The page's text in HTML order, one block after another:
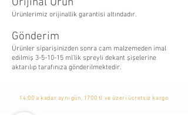
Ürünlerimiz orijinallik garantisi altındadır.
Gönderim
Ürünler siparişinizden sonra cam malzemeden imal
edilmiş 3-5-10-15 ml’lik spreyli dekant şişelerine
aktarılıp tarafınıza gönderilmektedir.
14:00'a kadar aynı gün, 1700 tl ve üzeri ücretsiz kargo